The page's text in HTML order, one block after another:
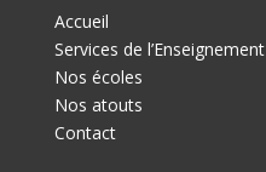
Accueil
Services de l’Enseignement
Nos écoles
Nos atouts
Contact